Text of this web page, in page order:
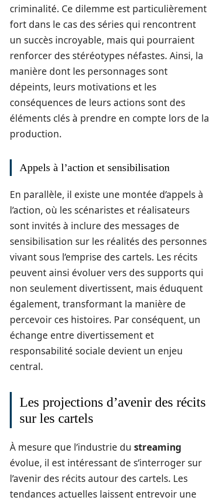
criminalité. Ce dilemme est particulièrement
fort dans le cas des séries qui rencontrent
un succès incroyable, mais qui pourraient
renforcer des stéréotypes néfastes. Ainsi, la
manière dont les personnages sont
dépeints, leurs motivations et les
conséquences de leurs actions sont des
éléments clés à prendre en compte lors de la
production.
Appels à l’action et sensibilisation
En parallèle, il existe une montée d’appels à
l’action, où les scénaristes et réalisateurs
sont invités à inclure des messages de
sensibilisation sur les réalités des personnes
vivant sous l’emprise des cartels. Les récits
peuvent ainsi évoluer vers des supports qui
non seulement divertissent, mais éduquent
également, transformant la manière de
percevoir ces histoires. Par conséquent, un
échange entre divertissement et
responsabilité sociale devient un enjeu
central.
Les projections d’avenir des récits
sur les cartels
À mesure que l’industrie du streaming
évolue, il est intéressant de s’interroger sur
l’avenir des récits autour des cartels. Les
tendances actuelles laissent entrevoir une